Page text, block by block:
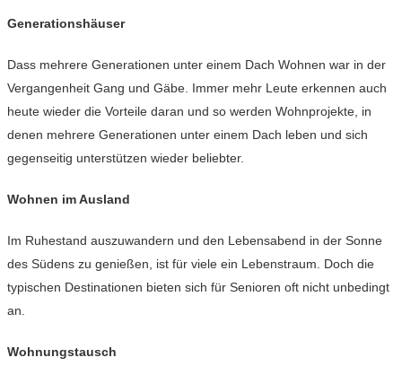
Generationshäuser
Dass mehrere Generationen unter einem Dach Wohnen war in der
Vergangenheit Gang und Gäbe. Immer mehr Leute erkennen auch
heute wieder die Vorteile daran und so werden Wohnprojekte, in
denen mehrere Generationen unter einem Dach leben und sich
gegenseitig unterstützen wieder beliebter.
Wohnen im Ausland
Im Ruhestand auszuwandern und den Lebensabend in der Sonne
des Südens zu genießen, ist für viele ein Lebenstraum. Doch die
typischen Destinationen bieten sich für Senioren oft nicht unbedingt
an.
Wohnungstausch